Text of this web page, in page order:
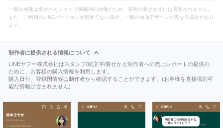
一部の画像は着せかえショップ掲載用の画像のため、実際の着せかえには適用されません。
また、ご利用のLINEバージョンが最新でない場合、一部の画面デザインが異なる場合があり
ます。
制作者に提供される情報について
LINEヤフー株式会社はスタンプ/絵文字/着せかえ制作者への売上レポートの提供の
ために、お客様の購入情報を利用します。
購入日付、登録国情報は制作者から確認することができます。(お客様を直接識別可
能な情報は含まれません)